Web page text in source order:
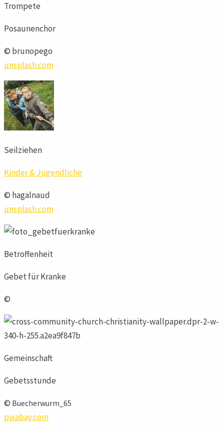
Trompete
Posaunenchor
© brunopego
unsplash.com
Seilziehen
Kinder & Jugendliche
© hagalnaud
unsplash.com
Betroffenheit
Gebet für Kranke
©
Gemeinschaft
Gebetsstunde
© Buecherwurm_65
pixabay.com